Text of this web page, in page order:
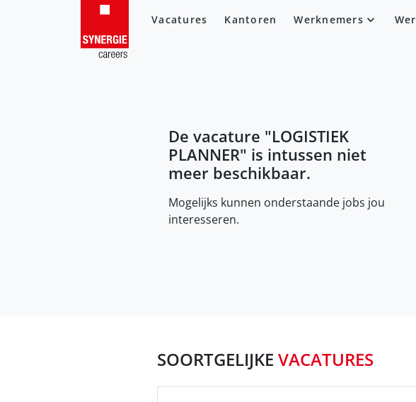
Vacatures Kantoren Werknemers
De vacature "LOGISTIEK
PLANNER" is intussen niet
meer beschikbaar.
Mogelijks kunnen onderstaande jobs jou
interesseren.
SOORTGELIJKE VACATURES